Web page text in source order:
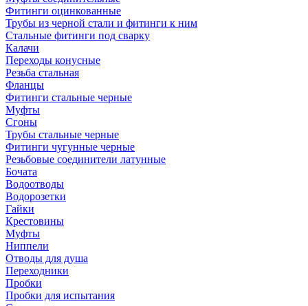
Фитинги оцинкованные
Трубы из черной стали и фитинги к ним
Стальные фитинги под сварку
Калачи
Переходы конусные
Резьба стальная
Фланцы
Фитинги стальные черные
Муфты
Сгоны
Трубы стальные черные
Фитинги чугунные черные
Резьбовые соединители латунные
Бочата
Водоотводы
Водорозетки
Гайки
Крестовины
Муфты
Ниппели
Отводы для душа
Переходники
Пробки
Пробки для испытания